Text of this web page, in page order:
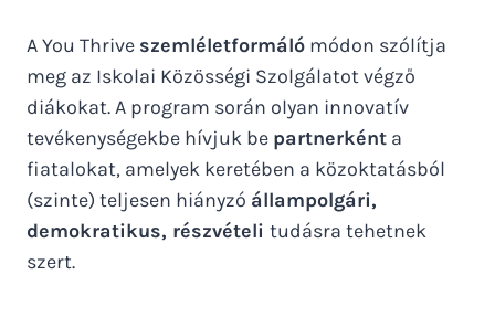
A You Thrive szemléletformáló módon szólítja
meg az Iskolai Közösségi Szolgálatot végző
diákokat. A program során olyan innovatív
tevékenységekbe hívjuk be partnerként a
fiatalokat, amelyek keretében a közoktatásból
(szinte) teljesen hiányzó állampolgári,
demokratikus, részvételi tudásra tehetnek
szert.